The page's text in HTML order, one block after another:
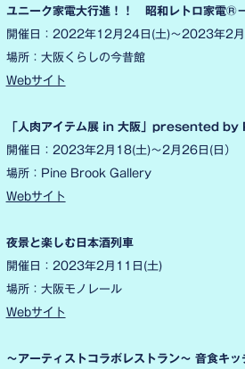
ユニーク家電大行進！！ 昭和レトロ家電®
開催日：2022年12月24日(土)〜2023年2
場所：大阪くらしの今昔館
Webサイト
「人肉アイテム展 in 大阪」presented
開催日：2023年2月18(土)〜2月26日(日）
場所：Pine Brook Gallery
Webサイト
夜景と楽しむ日本酒列車
開催日：2023年2月11日(土)
場所：大阪モノレール
Webサイト
～アーティストコラボレストラン～ 音食キ